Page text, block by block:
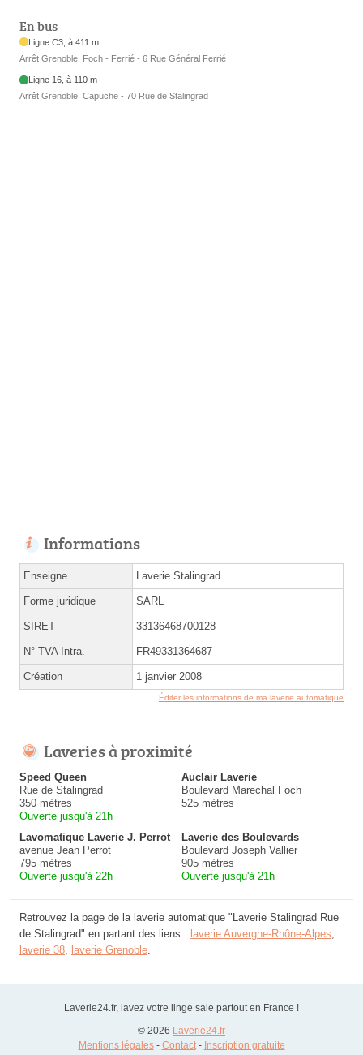
En bus
Ligne C3, à 411 m
Arrêt Grenoble, Foch - Ferrié - 6 Rue Général Ferrié
Ligne 16, à 110 m
Arrêt Grenoble, Capuche - 70 Rue de Stalingrad
Informations
Enseigne Laverie Stalingrad
Forme juridique SARL
SIRET 33136468700128
N° TVA Intra. FR49331364687
Création 1 janvier 2008
Éditer les informations de ma laverie automatique
Laveries à proximité
Speed Queen
Rue de Stalingrad
350 mètres
Ouverte jusqu'à 21h
Auclair Laverie
Boulevard Marechal Foch
525 mètres
Lavomatique Laverie J. Perrot
avenue Jean Perrot
795 mètres
Ouverte jusqu'à 22h
Laverie des Boulevards
Boulevard Joseph Vallier
905 mètres
Ouverte jusqu'à 21h
Retrouvez la page de la laverie automatique "Laverie Stalingrad Rue
de Stalingrad" en partant des liens : laverie Auvergne-Rhône-Alpes,
laverie 38, laverie Grenoble.
Laverie24.fr, lavez votre linge sale partout en France !
© 2026 Laverie24.fr
Mentions légales- Contact- Inscription gratuite